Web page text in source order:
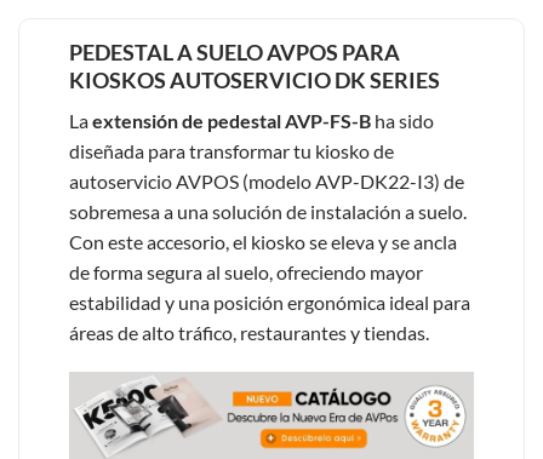
PEDESTAL A SUELO AVPOS PARA
KIOSKOS AUTOSERVICIO DK SERIES
Laextensión de pedestal AVP-FS-Bha sido
diseñada para transformar tu kiosko de
autoservicio AVPOS (modelo AVP-DK22-I3) de
sobremesa a una solución de instalación a suelo.
Con este accesorio, el kiosko se eleva y se ancla
de forma segura al suelo, ofreciendo mayor
estabilidad y una posición ergonómica ideal para
áreas de alto tráfico, restaurantes y tiendas.